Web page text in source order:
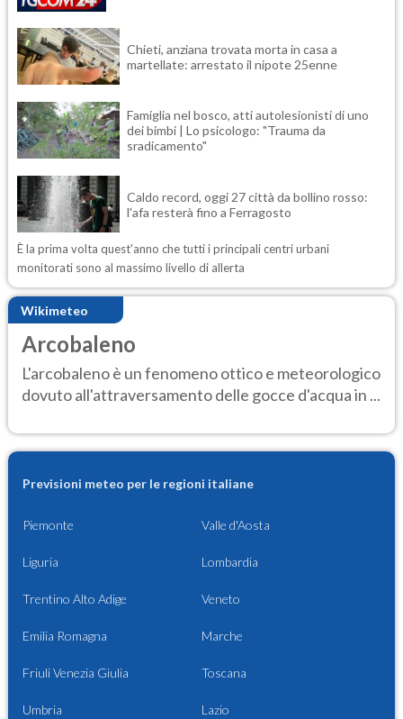
Chieti, anziana trovata morta in casa a
martellate: arrestato il nipote 25enne
Famiglia nel bosco, atti autolesionisti di uno
dei bimbi | Lo psicologo: "Trauma da
sradicamento"
Caldo record, oggi 27 città da bollino rosso:
l'afa resterà fino a Ferragosto
È la prima volta quest'anno che tutti i principali centri urbani
monitorati sono al massimo livello di allerta
Wikimeteo
Arcobaleno
L'arcobaleno è un fenomeno ottico e meteorologico
dovuto all'attraversamento delle gocce d'acqua in ...
Previsioni meteo per le regioni italiane
Piemonte Valle d'Aosta
Liguria Lombardia
Trentino Alto Adige Veneto
Emilia Romagna Marche
Friuli Venezia Giulia Toscana
Umbria Lazio